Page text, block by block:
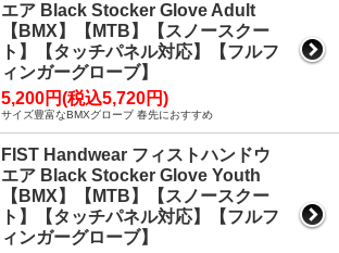
エア Black Stocker Glove Adult
【BMX】【MTB】【スノースクー
ト】【タッチパネル対応】【フルフ
ィンガーグローブ】
5,200円(税込5,720円)
サイズ豊富なBMXグローブ 春先におすすめ
FIST Handwear フィストハンドウ
エア Black Stocker Glove Youth
【BMX】【MTB】【スノースクー
ト】【タッチパネル対応】【フルフ
ィンガーグローブ】